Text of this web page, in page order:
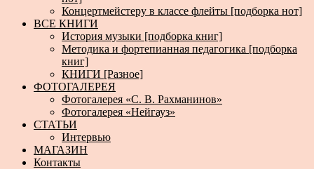
Концертмейстеру в классе флейты [подборка нот]
ВСЕ КНИГИ
История музыки [подборка книг]
Методика и фортепианная педагогика [подборка
книг]
КНИГИ [Разное]
ФОТОГАЛЕРЕЯ
Фотогалерея «С. В. Рахманинов»
Фотогалерея «Нейгауз»
СТАТЬИ
Интервью
МАГАЗИН
Контакты